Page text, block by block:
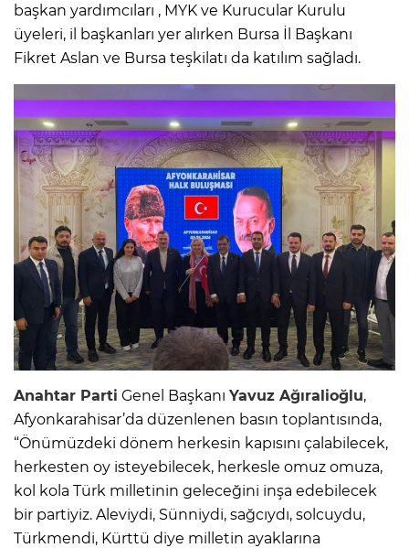
başkan yardımcıları , MYK ve Kurucular Kurulu
üyeleri, il başkanları yer alırken Bursa İl Başkanı
Fikret Aslan ve Bursa teşkilatı da katılım sağladı.
Anahtar Parti Genel Başkanı Yavuz Ağıralioğlu,
Afyonkarahisar’da düzenlenen basın toplantısında,
“Önümüzdeki dönem herkesin kapısını çalabilecek,
herkesten oy isteyebilecek, herkesle omuz omuza,
kol kola Türk milletinin geleceğini inşa edebilecek
bir partiyiz. Aleviydi, Sünniydi, sağcıydı, solcuydu,
Türkmendi, Kürttü diye milletin ayaklarına